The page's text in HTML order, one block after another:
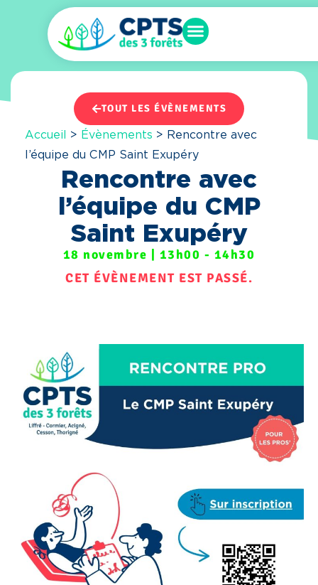
TOUT LES ÉVÈNEMENTS
Accueil > Évènements > Rencontre avec
l’équipe du CMP Saint Exupéry
Rencontre avec
l’équipe du CMP
Saint Exupéry
18 novembre 13h00 - 14h30
CET ÉVÈNEMENT EST PASSÉ.